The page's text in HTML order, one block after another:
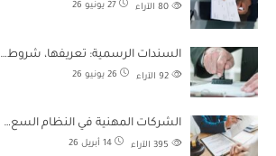
27 يونيو 26 الآراء
السندات الرسمية: تعريفها، شروط…
26 يونيو 26 الآراء
الشركات المهنية في النظام السع…
14 أبريل 26 الآراء